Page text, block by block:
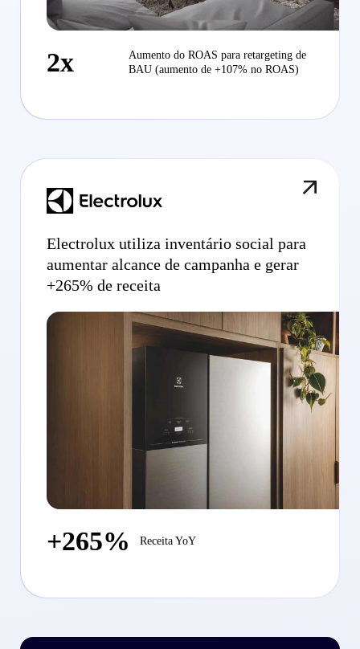
2x
Aumento do ROAS para retargeting de
BAU (aumento de +107% no ROAS)
Electrolux utiliza inventário social para
aumentar alcance de campanha e gerar
+265% de receita
+265% Receita YoY